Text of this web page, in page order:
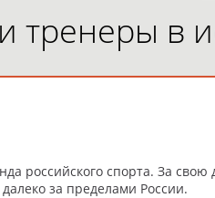
в
российского спорта. За
за пределами России.